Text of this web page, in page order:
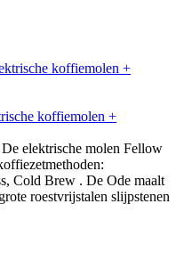
koffiemolen +
elektrische molen Fellow
Cold Brew . De Ode maalt
roestvrijstalen slijpstenen